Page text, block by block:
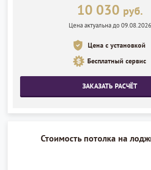
10 030 руб.
Цена актуальна до 09.08.2026
Цена с установкой
Бесплатный сервис
ЗАКАЗАТЬ РАСЧЁТ
Стоимость потолка на